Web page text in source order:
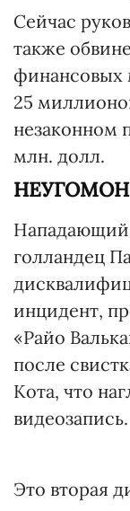
Сейчас
также
финансовых
25
незаконном
млн. долл.
Нападающий
голландец
инцидент,
«Райо
после
Кота, что
видеозапись.
Это вторая